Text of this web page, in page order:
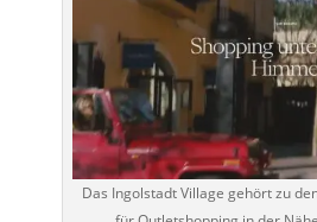
Das Ingolstadt Village gehört zu